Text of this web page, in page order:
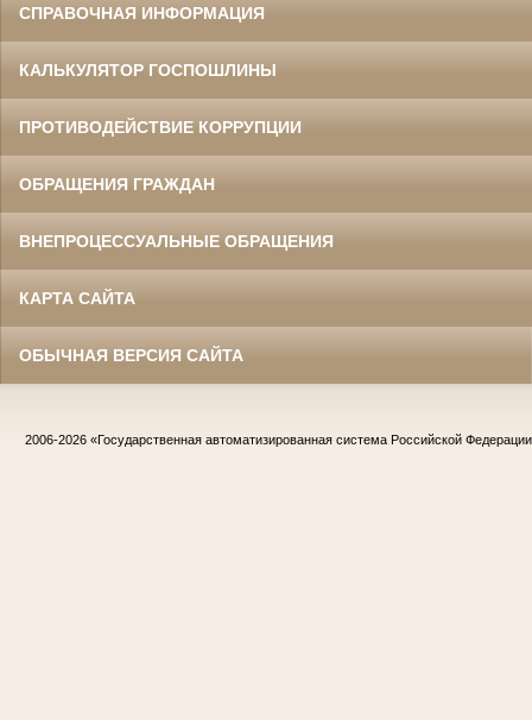
СПРАВОЧНАЯ ИНФОРМАЦИЯ
КАЛЬКУЛЯТОР ГОСПОШЛИНЫ
ПРОТИВОДЕЙСТВИЕ КОРРУПЦИИ
ОБРАЩЕНИЯ ГРАЖДАН
ВНЕПРОЦЕССУАЛЬНЫЕ ОБРАЩЕНИЯ
КАРТА САЙТА
ОБЫЧНАЯ ВЕРСИЯ САЙТА
2006-2026 «Государственная автоматизированная система Российской